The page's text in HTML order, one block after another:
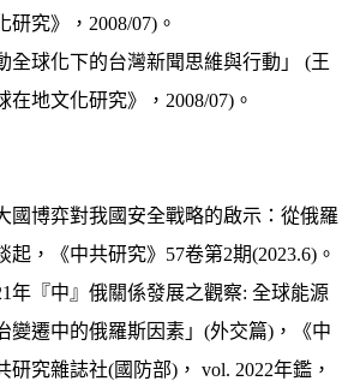
研究》，2008/07)。
全球化下的台灣新聞思維與行動」 (王
在地文化研究》，2008/07)。
國博弈對我國安全戰略的啟示：從俄羅
起，《中共研究》57卷第2期(2023.6)。
年『中』俄關係發展之觀察: 全球能源
變遷中的俄羅斯因素」(外交篇)，《中
研究雜誌社(國防部)， vol. 2022年鑑，